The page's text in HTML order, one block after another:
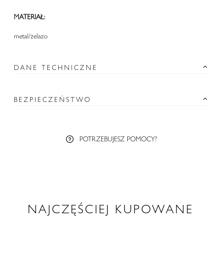
MATERIAŁ:
metal/żelazo
DANE TECHNICZNE
BEZPIECZEŃSTWO
POTRZEBUJESZ POMOCY?
NAJCZĘŚCIEJ KUPOWANE